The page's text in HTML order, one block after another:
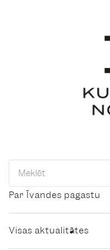
Par Īvandes pagastu
Visas aktualitātes